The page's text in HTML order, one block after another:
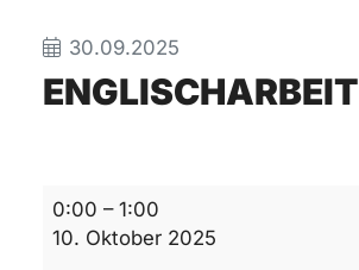
30.09.2025
ENGLISCHARBEIT
Englischarbeit
0:00 – 1:00
10. Oktober 2025